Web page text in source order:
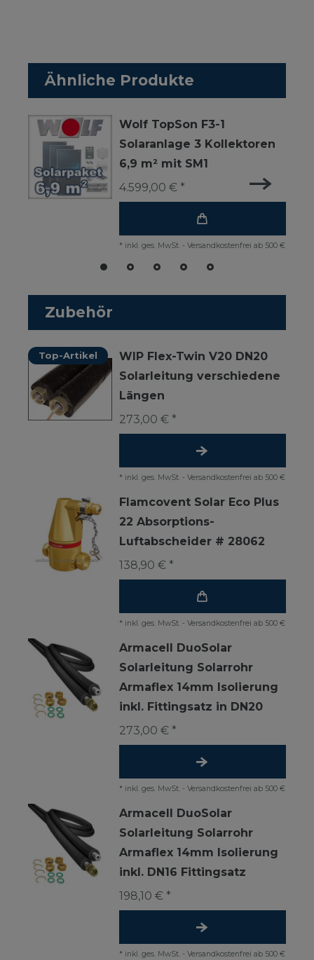
Ähnliche Produkte
Wolf TopSon F3-1
Solaranlage 3 Kollektoren
6,9 m² mit SM1
4.599,00 € *
* inkl. ges. MwSt. - Versandkostenfrei ab 500 €
Zubehör
Top-Artikel
WIP Flex-Twin V20 DN20
Solarleitung verschiedene
Längen
273,00 € *
* inkl. ges. MwSt. - Versandkostenfrei ab 500 €
Flamcovent Solar Eco Plus
22 Absorptions-
Luftabscheider # 28062
138,90 € *
* inkl. ges. MwSt. - Versandkostenfrei ab 500 €
Armacell DuoSolar
Solarleitung Solarrohr
Armaflex 14mm Isolierung
inkl. Fittingsatz in DN20
273,00 € *
* inkl. ges. MwSt. - Versandkostenfrei ab 500 €
Armacell DuoSolar
Solarleitung Solarrohr
Armaflex 14mm Isolierung
inkl. DN16 Fittingsatz
198,10 € *
* inkl. ges. MwSt. - Versandkostenfrei ab 500 €